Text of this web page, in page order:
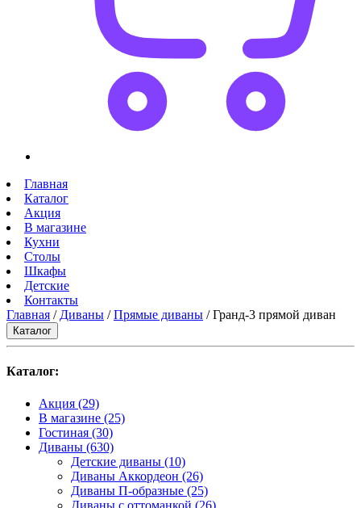
Главная
Каталог
Акция
В магазине
Кухни
Столы
Шкафы
Детские
Контакты
Главная / Диваны /Прямые диваны / Гранд-3 прямой диван
Каталог
Каталог:
Акция (29)
В магазине (25)
Гостиная (30)
Диваны (630)
Детские диваны (10)
Диваны Аккордеон (26)
Диваны П-образные (25)
Диваны с оттоманкой (26)